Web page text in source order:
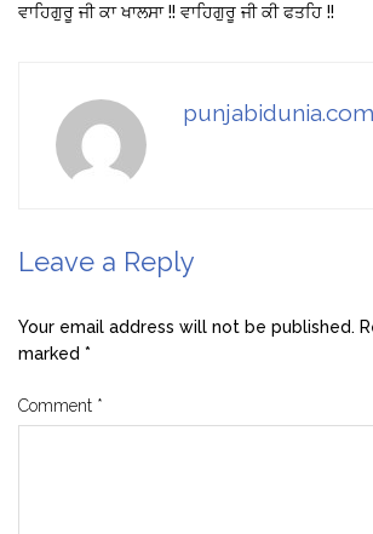
ਵਾਹਿਗੁਰੂ ਜੀ ਕਾ ਖਾਲਸਾ !! ਵਾਹਿਗੁਰੂ ਜੀ ਕੀ ਫਤਹਿ !!
punjabidunia.com
Leave a Reply
Your email address will not be published.
marked *
Comment *